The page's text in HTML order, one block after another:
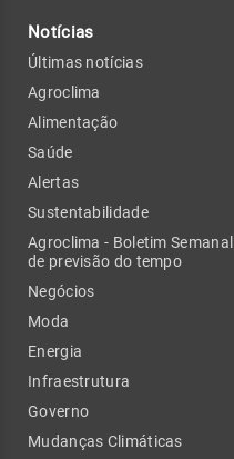
Notícias
Últimas notícias
Agroclima
Alimentação
Saúde
Alertas
Sustentabilidade
Agroclima - Boletim Semanal
de previsão do tempo
Negócios
Moda
Energia
Infraestrutura
Governo
Mudanças Climáticas